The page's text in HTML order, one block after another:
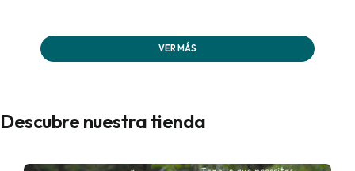
VER MÁS
Descubre nuestra tienda